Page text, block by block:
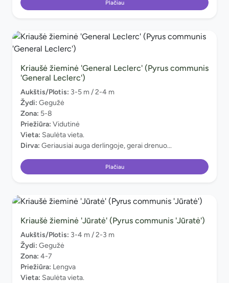
Plačiau
Kriaušė žieminė 'General Leclerc' (Pyrus communis
'General Leclerc')
Aukštis/Plotis: 3-5 m / 2-4 m
Žydi: Gegužė
Zona: 5-8
Priežiūra: Vidutinė
Vieta: Saulėta vieta.
Dirva: Geriausiai auga derlingoje, gerai drenuo...
Plačiau
Kriaušė žieminė 'Jūratė' (Pyrus communis 'Jūratė')
Aukštis/Plotis: 3-4 m / 2-3 m
Žydi: Gegužė
Zona: 4-7
Priežiūra: Lengva
Vieta: Saulėta vieta.